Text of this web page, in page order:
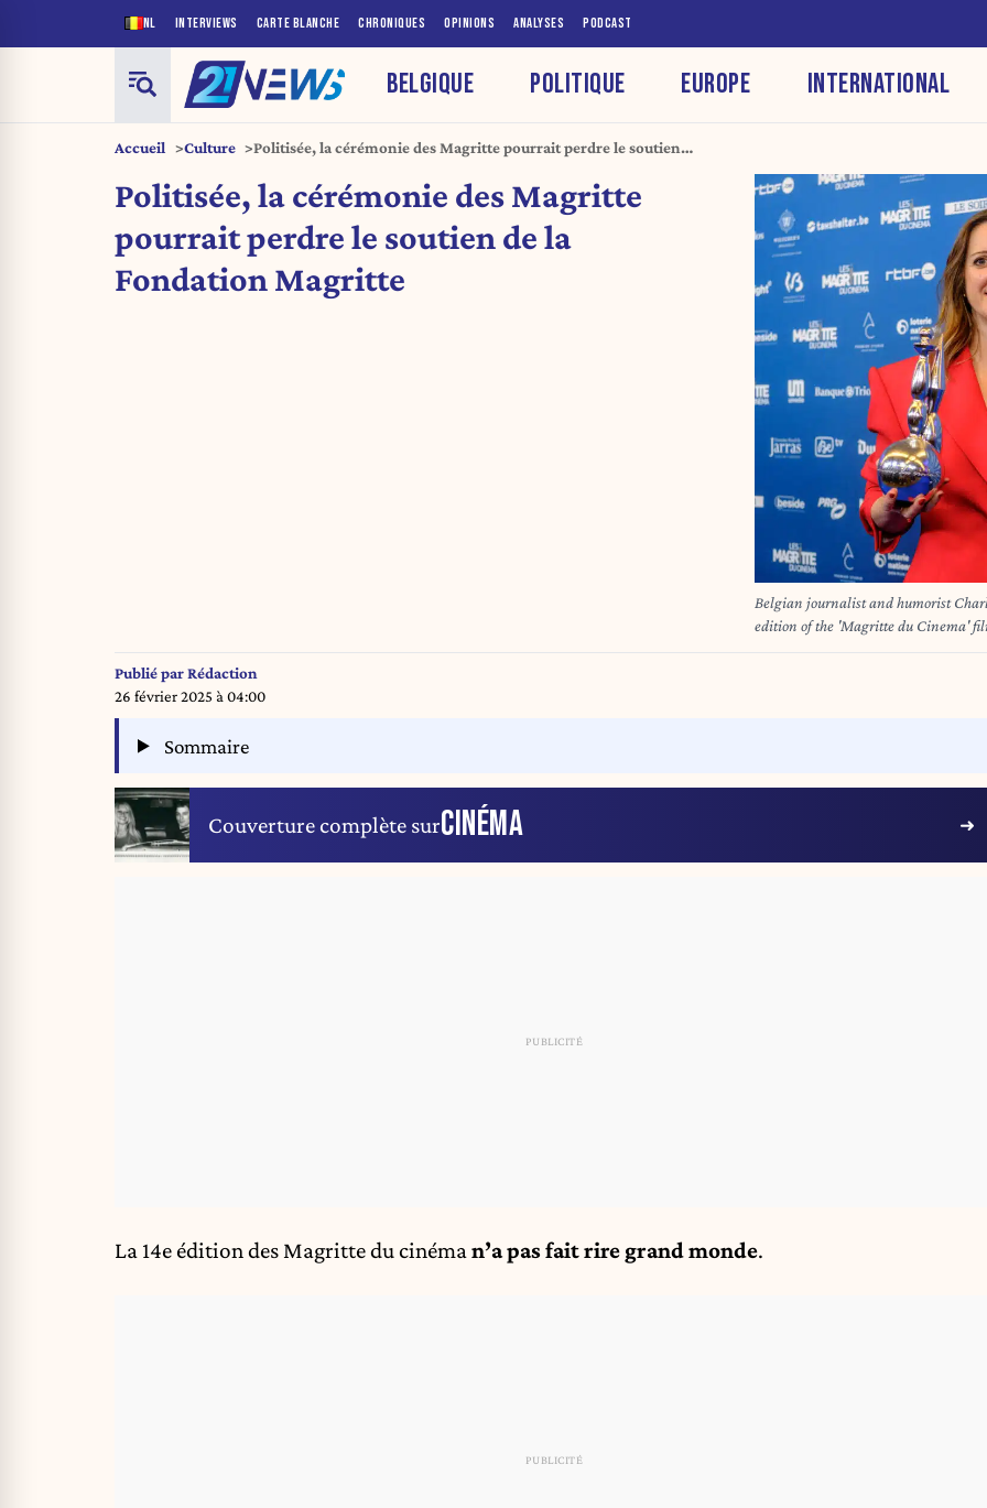
NL INTERVIEWS CARTE BLANCHE CHRONIQUES OPINIONS ANALYSES PODCAST
BELGIQUE POLITIQUE EUROPE INTERNATIONAL
Accueil Culture
Politisée, la cérémonie des Magritte pourrait perdre le soutien
Politisée, la cérémonie des Magritte
pourrait perdre le soutien de la
Fondation Magritte
Belgian journalist and humorist
edition of the 'Magritte du Cinema'
The awards are rewarded to movies
Publié parRédaction
26 février 2025 à 04:00
Sommaire
Couverture complète surCINÉMA
La 14e édition des Magritte du cinéman’a pas fait rire grand monde.